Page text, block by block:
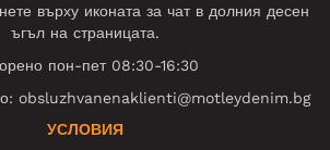
върху иконата за чат в долния десен
ъгъл на страницата.
пон-пет 08:30-16:30
obsluzhvanenaklienti@motleydenim.bg
УСЛОВИЯ